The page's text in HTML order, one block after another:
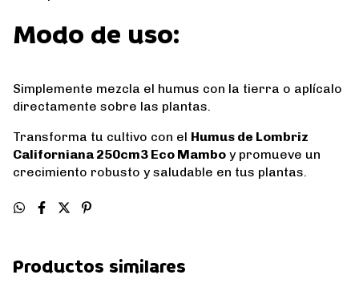
Modo de uso:
Simplemente mezcla el humus con la tierra o aplícalo
directamente sobre las plantas.
Transforma tu cultivo con el Humus de Lombriz
Californiana 250cm3 Eco Mambo y promueve un
crecimiento robusto y saludable en tus plantas.
Productos similares